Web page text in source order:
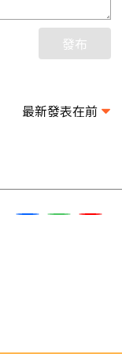
發布
最新發表在前